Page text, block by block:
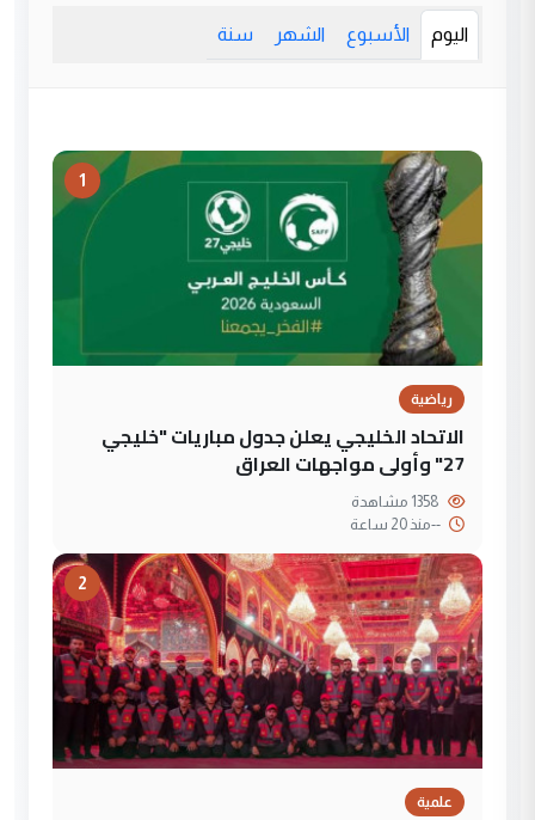
اليوم الأسبوع الشهر سنة
1
رياضية
الاتحاد الخليجي يعلن جدول مباريات "خليجي
27" وأولى مواجهات العراق
--منذ 20 ساعة
2
علمية